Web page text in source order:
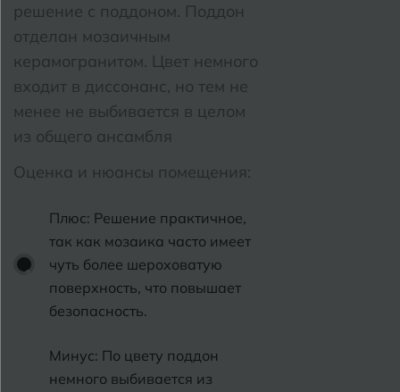
решение с поддоном. Поддон
отделан мозаичным
керамогранитом. Цвет немного
входит в диссонанс, но тем не
менее не выбивается в целом
из общего ансамбля
Оценка и нюансы помещения:
Плюс: Решение практичное,
так как мозаика часто имеет
чуть более шероховатую
поверхность, что повышает
безопасность.
Минус: По цвету поддон
немного выбивается из